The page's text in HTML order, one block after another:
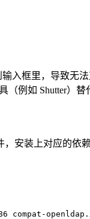
入框里，导致
例如 Shutter）
，安装上对应的依